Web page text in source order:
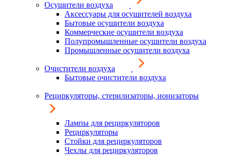
Осушители воздуха
Аксессуары для осушителей воздуха
Бытовые осушители воздуха
Коммерческие осушители воздуха
Полупромышленные осушители воздуха
Промышленные осушители воздуха
Очистители воздуха
Бытовые очистители воздуха
Рециркуляторы, стерилизаторы, ионизаторы
Лампы для рециркуляторов
Рециркуляторы
Стойки для рециркуляторов
Чехлы для рециркуляторов